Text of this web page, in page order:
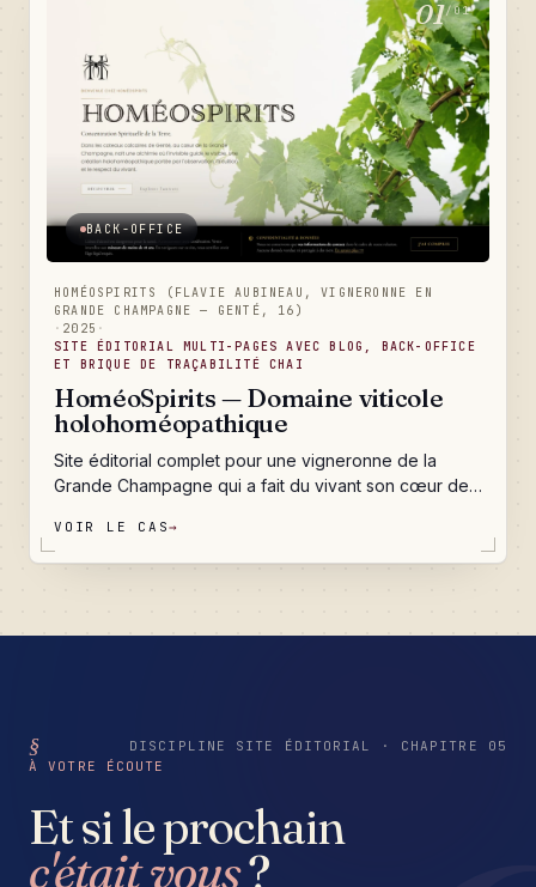
01/01
BACK-OFFICE
HOMÉOSPIRITS (FLAVIE AUBINEAU, VIGNERONNE EN
GRANDE CHAMPAGNE — GENTÉ, 16)
· 2025 ·
SITE ÉDITORIAL MULTI-PAGES AVEC BLOG, BACK-OFFICE
ET BRIQUE DE TRAÇABILITÉ CHAI
HoméoSpirits — Domaine viticole
holohoméopathique
Site éditorial complet pour une vigneronne de la
Grande Champagne qui a fait du vivant son cœur de
cinq portes d'entrée scénarisées, un journal de bord
qui raconte la vie du domaine au fil des saisons, un
chai et la boutique de demain. Le tout pensé comme
VOIR LE CAS→
DISCIPLINE SITE ÉDITORIAL · CHAPITRE 05
À VOTRE ÉCOUTE
Et si le prochain
c'était vous?